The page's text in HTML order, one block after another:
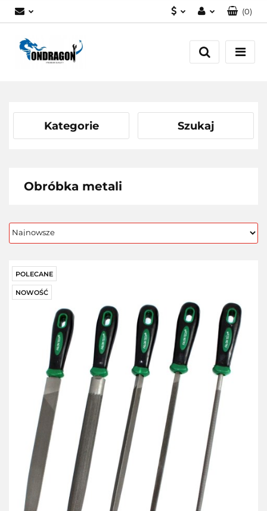
Zaloguj się
Załóż konto
(0)
Kategorie Szukaj
Obróbka metali
POLECANE
NOWOŚĆ